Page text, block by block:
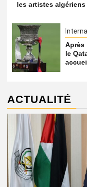
les artistes
Après
le
ACTUALITÉ